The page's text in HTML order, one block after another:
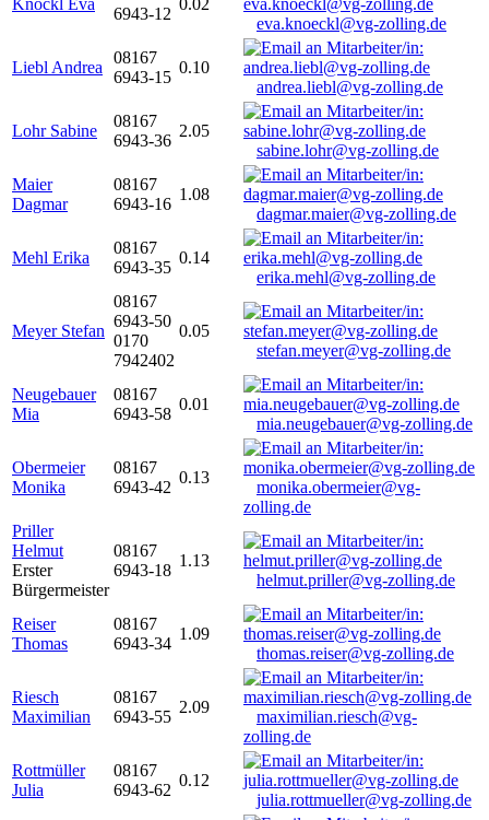
Knöckl Eva
6943-12
0.02
eva.knoeckl@vg-zolling.de
Liebl Andrea
08167
6943-15
0.10
andrea.liebl@vg-zolling.de
Lohr Sabine
08167
6943-36
2.05
sabine.lohr@vg-zolling.de
Maier
Dagmar
08167
6943-16
1.08
dagmar.maier@vg-zolling.de
Mehl Erika
08167
6943-35
0.14
erika.mehl@vg-zolling.de
Meyer Stefan
08167
6943-50
0170
7942402
0.05
stefan.meyer@vg-zolling.de
Neugebauer
Mia
08167
6943-58
0.01
mia.neugebauer@vg-zolling.de
Obermeier
Monika
08167
6943-42
0.13
monika.obermeier@vg-
zolling.de
Priller
Helmut
Erster
Bürgermeister
08167
6943-18
1.13
helmut.priller@vg-zolling.de
Reiser
Thomas
08167
6943-34
1.09
thomas.reiser@vg-zolling.de
Riesch
Maximilian
08167
6943-55
2.09
maximilian.riesch@vg-
zolling.de
Rottmüller
Julia
08167
6943-62
0.12
julia.rottmueller@vg-zolling.de